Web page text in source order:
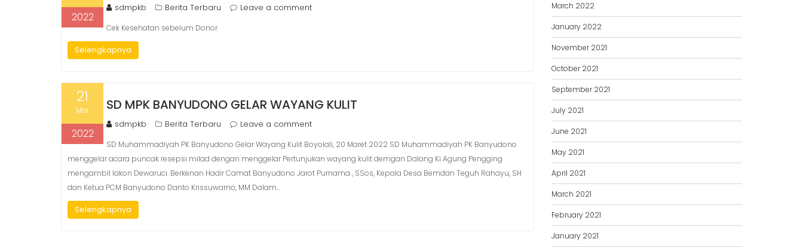
2022
sdmpkb Berita Terbaru Leave a comment
Cek Kesehatan sebelum Donor
Selengkapnya
21
Mar
2022
SD MPK BANYUDONO GELAR WAYANG KULIT
sdmpkb Berita Terbaru Leave a comment
SD Muhammadiyah PK Banyudono Gelar Wayang Kulit Boyolali, 20 Maret 2022 SD Muhammadiyah PK Banyudono
menggelar acara puncak resepsi milad dengan menggelar Pertunjukan wayang kulit demgan Dalang Ki Agung Pengging
mengambil lakon Dewaruci. Berkenan Hadir Camat Banyudono Jarot Purnama , SSos, Kepala Desa Bemdan Teguh Rahayu, SH
dan Ketua PCM Banyudono Danto Krissuwarno, MM Dalam…
Selengkapnya
March 2022
January 2022
November 2021
October 2021
September 2021
July 2021
June 2021
May 2021
April 2021
March 2021
February 2021
January 2021